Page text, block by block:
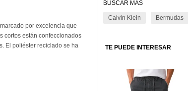
por excelencia que
cortos están confeccionados
El poliéster reciclado se ha
BUSCAR MÁS
Calvin Klein Bermudas
TE PUEDE INTERESAR